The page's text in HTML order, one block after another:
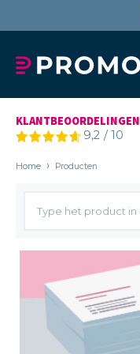
KLANTBEOORDELINGEN
9,2 /10
Home Producten